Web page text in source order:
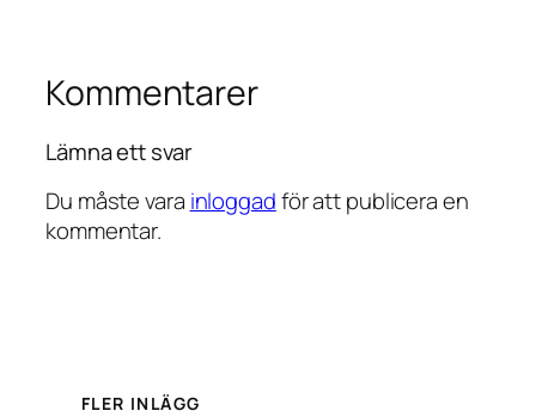
Kommentarer
Lämna ett svar
Du måste vara inloggadför att publicera en
kommentar.
FLER INLÄGG